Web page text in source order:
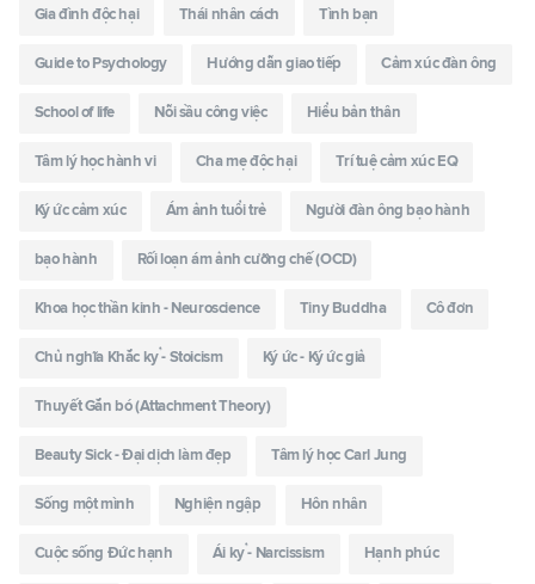
Gia đình độc hại Thái nhân cách Tình bạn
Guide to Psychology Hướng dẫn giao tiếp Cảm xúc đàn ông
School of life Nỗi sầu công việc Hiểu bản thân
Tâm lý học hành vi Cha mẹ độc hại Trí tuệ cảm xúc EQ
Ký ức cảm xúc Ám ảnh tuổi trẻ Người đàn ông bạo hành
bạo hành Rối loạn ám ảnh cưỡng chế (OCD)
Khoa học thần kinh - Neuroscience Tiny Buddha Cô đơn
Chủ nghĩa Khắc kỷ - Stoicism Ký ức - Ký ức giả
Thuyết Gắn bó (Attachment Theory)
Beauty Sick - Đại dịch làm đẹp Tâm lý học Carl Jung
Sống một mình Nghiện ngập Hôn nhân
Cuộc sống Đức hạnh Ái kỷ - Narcissism Hạnh phúc